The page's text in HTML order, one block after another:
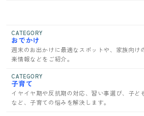
CATEGORY
おでかけ
週末のお出かけに最適なスポットや、家族向け
楽情報などをご紹介。
CATEGORY
子育て
イヤイヤ期や反抗期の対応、習い事選び、子ど
など、子育ての悩みを解決します。